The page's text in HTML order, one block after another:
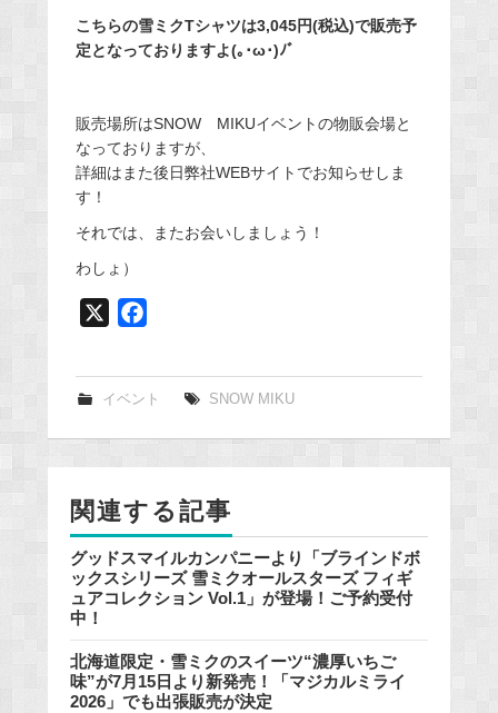
こちらの雪ミクTシャツは3,045円(税込)で販売予
定となっておりますよ(｡･ω･)ﾉﾞ
販売場所はSNOW MIKUイベントの物販会場と
なっておりますが、
詳細はまた後日弊社WEBサイトでお知らせしま
す！
それでは、またお会いしましょう！
わしょ）
e
k
イベント SNOW MIKU
関連する記事
グッドスマイルカンパニーより「ブラインドボ
ックスシリーズ 雪ミクオールスターズ フィギ
ュアコレクション Vol.1」が登場！ご予約受付
中！
北海道限定・雪ミクのスイーツ“濃厚いちご
味”が7月15日より新発売！「マジカルミライ
2026」でも出張販売が決定